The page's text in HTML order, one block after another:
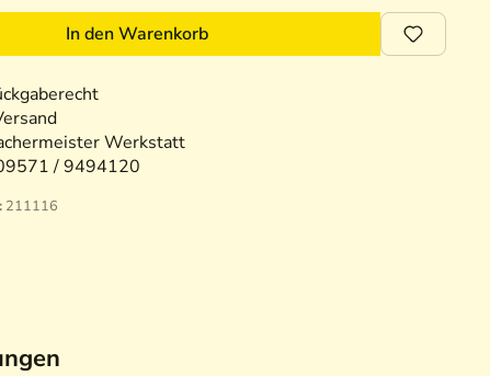
In den Warenkorb
Werkstatt
/ 9494120
211116